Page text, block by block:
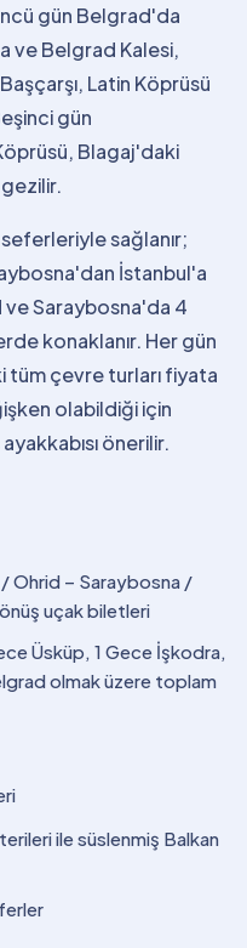
gün Belgrad'da
ve Belgrad Kalesi,
Latin Köprüsü
gün
Blagaj'daki
seferleriyle sağlanır;
İstanbul'a
ve Saraybosna'da 4
konaklanır. Her gün
çevre turları fiyata
olabildiği için
önerilir.
/ Ohrid – Saraybosna /
uçak biletleri
Üsküp, 1 Gece İşkodra,
olmak üzere toplam
ile süslenmiş Balkan